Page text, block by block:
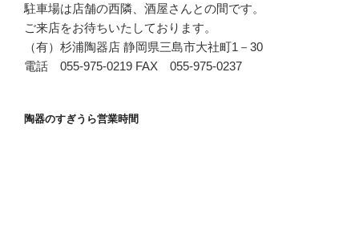
駐車場は店舗の西隣、酒屋さんとの間です。
ご来店をお待ちいたしております。
（有）杉浦陶器店 静岡県三島市大社町1－30
電話 055-975-0219 FAX 055-975-0237
陶器のすぎうら営業時間